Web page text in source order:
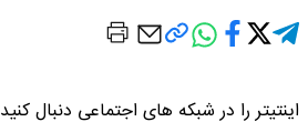
اینتیتر را در شبکه های اجتماعی دنبال کنید